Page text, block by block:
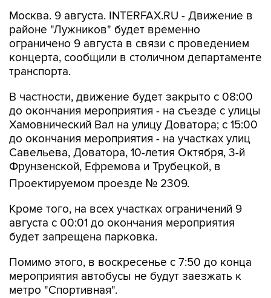
Москва. 9 августа. INTERFAX.RU - Движение в
районе "Лужников" будет временно
ограничено 9 августа в связи с проведением
концерта, сообщили в столичном департаменте
транспорта.
В частности, движение будет закрыто с 08:00
до окончания мероприятия - на съезде с улицы
Хамовнический Вал на улицу Доватора; с 15:00
до окончания мероприятия - на участках улиц
Савельева, Доватора, 10-летия Октября, 3-й
Фрунзенской, Ефремова и Трубецкой, в
Проектируемом проезде № 2309.
Кроме того, на всех участках ограничений 9
августа с 00:01 до окончания мероприятия
будет запрещена парковка.
Помимо этого, в воскресенье с 7:50 до конца
мероприятия автобусы не будут заезжать к
метро "Спортивная".